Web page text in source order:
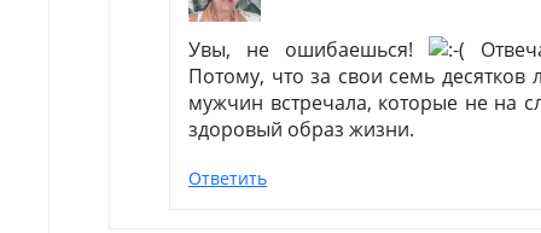
Увы, не ошибаешься!
Потому, что за свои семь десятков
мужчин встречала, которые не на
здоровый образ жизни.
Ответить